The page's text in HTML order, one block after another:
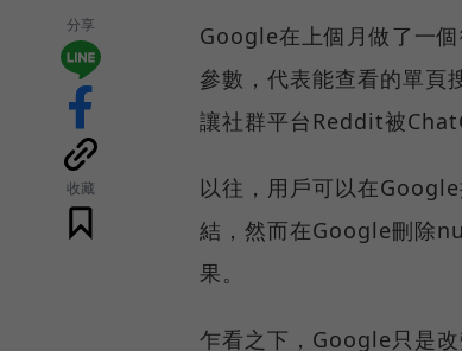
分享
收藏
Google在上個月做了一
參數，代表能查看的單頁
讓社群平台Reddit被
以往，用戶可以在
結，然而在Google刪除
果。
乍看之下，Google只是